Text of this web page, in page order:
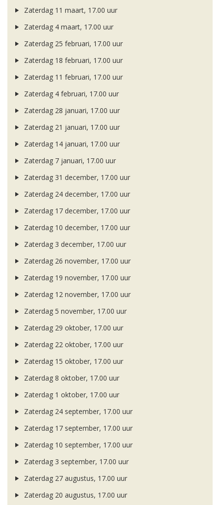
Zaterdag 11 maart, 17.00 uur
Zaterdag 4 maart, 17.00 uur
Zaterdag 25 februari, 17.00 uur
Zaterdag 18 februari, 17.00 uur
Zaterdag 11 februari, 17.00 uur
Zaterdag 4 februari, 17.00 uur
Zaterdag 28 januari, 17.00 uur
Zaterdag 21 januari, 17.00 uur
Zaterdag 14 januari, 17.00 uur
Zaterdag 7 januari, 17.00 uur
Zaterdag 31 december, 17.00 uur
Zaterdag 24 december, 17.00 uur
Zaterdag 17 december, 17.00 uur
Zaterdag 10 december, 17.00 uur
Zaterdag 3 december, 17.00 uur
Zaterdag 26 november, 17.00 uur
Zaterdag 19 november, 17.00 uur
Zaterdag 12 november, 17.00 uur
Zaterdag 5 november, 17.00 uur
Zaterdag 29 oktober, 17.00 uur
Zaterdag 22 oktober, 17.00 uur
Zaterdag 15 oktober, 17.00 uur
Zaterdag 8 oktober, 17.00 uur
Zaterdag 1 oktober, 17.00 uur
Zaterdag 24 september, 17.00 uur
Zaterdag 17 september, 17.00 uur
Zaterdag 10 september, 17.00 uur
Zaterdag 3 september, 17.00 uur
Zaterdag 27 augustus, 17.00 uur
Zaterdag 20 augustus, 17.00 uur